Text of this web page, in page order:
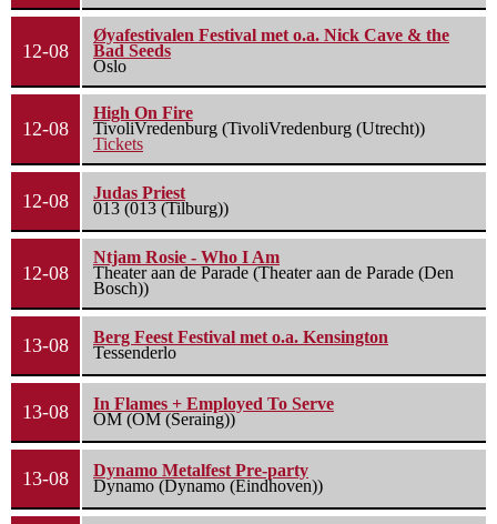
12-08
Øyafestivalen Festival met o.a. Nick Cave & the
Bad Seeds
Oslo
12-08
High On Fire
TivoliVredenburg (TivoliVredenburg (Utrecht))
Tickets
12-08
Judas Priest
013 (013 (Tilburg))
12-08
Ntjam Rosie - Who I Am
Theater aan de Parade (Theater aan de Parade (Den
Bosch))
13-08
Berg Feest Festival met o.a. Kensington
Tessenderlo
13-08
In Flames + Employed To Serve
OM (OM (Seraing))
13-08
Dynamo Metalfest Pre-party
Dynamo (Dynamo (Eindhoven))